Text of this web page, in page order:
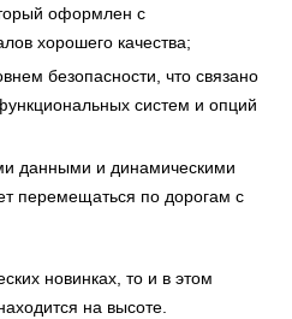
оформлен с
хорошего качества;
безопасности, что связано
систем и опций
данными и динамическими
перемещаться по дорогам с
новинках, то и в этом
на высоте.